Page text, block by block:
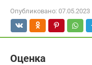
Опубликовано: 07.05.2023
Оценка